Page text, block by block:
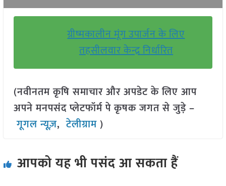
ग्रीष्मकालीन मूंग उपार्जन के लिए
तहसीलवार केन्द्र निर्धारित
(नवीनतम कृषि समाचार और अपडेट के लिए आप
अपने मनपसंद प्लेटफॉर्म पे कृषक जगत से जुड़े –
गूगल न्यूज़,टेलीग्राम )
आपको यह भी पसंद आ सकता हैं